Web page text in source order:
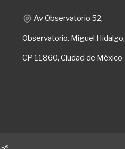
Av Observatorio 52,
Observatorio. Miguel Hidalgo,
CP 11860, Ciudad de México